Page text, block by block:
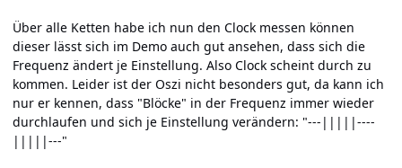
Über alle Ketten habe ich nun den Clock messen können
dieser lässt sich im Demo auch gut ansehen, dass sich die
Frequenz ändert je Einstellung. Also Clock scheint durch zu
kommen. Leider ist der Oszi nicht besonders gut, da kann ich
nur er kennen, dass "Blöcke" in der Frequenz immer wieder
durchlaufen und sich je Einstellung verändern: "---|||||----
|||||---"